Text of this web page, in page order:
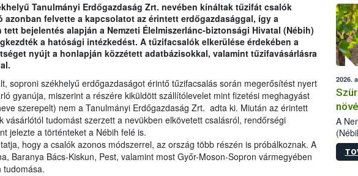
Tanulmányi Erdőgazdaság Zrt. nevében kínáltak tűzifát csalók
azonban felvette a kapcsolatot az érintett erdőgazdasággal, így a
bejelentés alapján a Nemzeti Élelmiszerlánc-biztonsági Hivatal (Nébih)
a hatósági intézkedést. A tűzifacsalók elkerülése érdekében a
nyújt a honlapján közzétett adatbázisokkal, valamint tűzifavásárlásra
soproni székhelyű erdőgazdaságot érintő tűzifacsalás során megerősítést nyert
gyanúja, miszerint a részére kiküldött szállítólevelet mint fizetési meghagyást
szerepelt) nem a Tanulmányi Erdőgazdaság Zrt. adta ki. Miután az érintett
vásárlótól tudomást szerzett a nevükben elkövetett csalásról, rendőrségi
jelezte a történteket a Nébih felé is.
hogy a csalók azonos módszerrel, az ország több részén is próbálkoznak. A
Baranya Bács-Kiskun, Pest, valamint most Győr-Moson-Sopron vármegyében
tudomása.
2026.
A